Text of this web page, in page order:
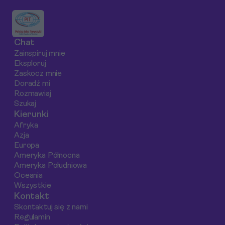
na Ciebie w tej
bajecznej części
Tajlandii.
Chat
Zainspiruj mnie
Eksploruj
Zaskocz mnie
Doradź mi
Rozmawiaj
Szukaj
Kierunki
Afryka
Azja
Europa
Ameryka Północna
Ameryka Południowa
Oceania
Wszystkie
Kontakt
Skontaktuj się z nami
Regulamin